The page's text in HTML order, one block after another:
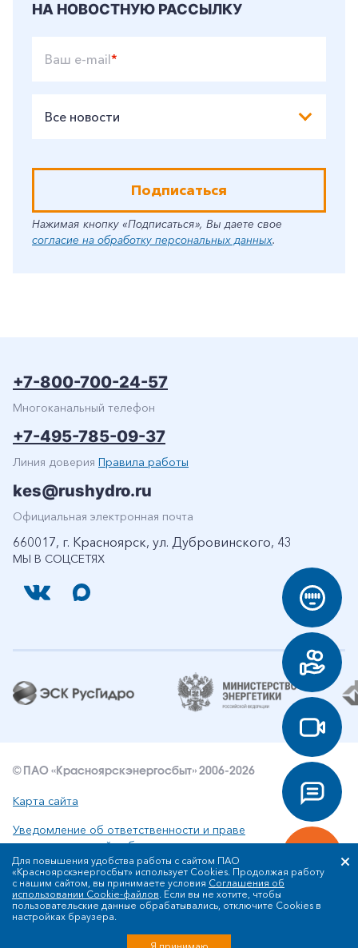
НА НОВОСТНУЮ РАССЫЛКУ
Ваш e-mail*
Все новости
Подписаться
Нажимая кнопку «Подписаться», Вы даете свое
согласие на обработку персональных данных.
МЫ В СОЦСЕТЯХ
+7-800-700-24-57
Многоканальный телефон
+7-495-785-09-37
Линия доверия Правила работы
kes@rushydro.ru
Официальная электронная почта
660017, г. Красноярск, ул. Дубровинского, 43
© ПАО «Красноярскэнергосбыт» 2006-2026
Карта сайта
Уведомление об ответственности и праве
интеллектуальной собственности
Политика ПАО «Красноярскэнергосбыт» в отношении
обработки персональных данных
Для повышения удобства работы с сайтом ПАО
«Красноярскэнергосбыт» использует Cookies. Продолжая работу
с нашим сайтом, вы принимаете условия Соглашения об
использовании Cookie-файлов. Если вы не хотите, чтобы
пользовательские данные обрабатывались, отключите Cookies в
настройках браузера.